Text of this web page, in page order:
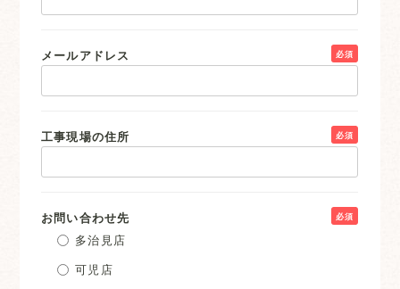
メールアドレス 必須
工事現場の住所 必須
お問い合わせ先 必須
多治見店
可児店